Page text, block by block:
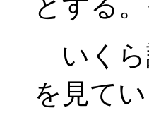
いくら
を見て